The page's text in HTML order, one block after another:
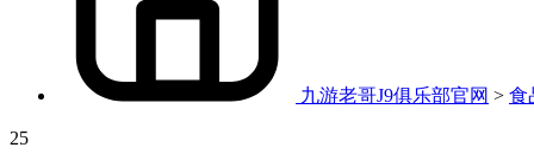
九游老哥J9俱乐部官网 > 食
25